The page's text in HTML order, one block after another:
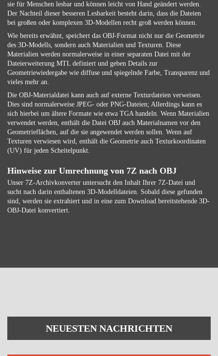
sie für Menschen lesbar und können leicht von Hand geändert werden.
Der Nachteil dieser besseren Lesbarkeit besteht darin, dass die Dateien
bei großen oder komplexen 3D-Modellen recht groß werden können.
Wie bereits erwähnt, speichert das OBJ-Format nicht nur die Geometrie
des 3D-Modells, sondern auch Materialien und Texturen. Diese
Materialien werden normalerweise in einer separaten Datei mit der
Dateierweiterung MTL definiert und geben Details zur
Geometriewiedergabe wie diffuse und spiegelnde Farbe, Transparenz und
vieles mehr an.
Die OBJ-Materialdatei kann auch auf externe Texturdateien verweisen.
Dies sind normalerweise JPEG- oder PNG-Dateien; Allerdings kann es
sich hierbei um ältere Formate wie etwa TGA handeln. Wenn Materialien
verwendet werden, enthält die Datei OBJ auch Materialnamen vor den
Geometrieflächen, auf die sie angewendet werden sollen. Wenn auf
Texturen verwiesen wird, enthält die Geometrie auch Texturkoordinaten
(UV) für jeden Scheitelpunkt.
Hinweise zur Umrechnung von 7Z nach OBJ
Unser 7Z-Archivkonverter untersucht den Inhalt Ihrer 7Z-Datei und
sucht nach darin enthaltenen 3D-Modelldateien. Sobald diese gefunden
sind, werden sie extrahiert und in eine zum Download bereitstehende 3D-
OBJ-Datei konvertiert.
NEUESTEN NACHRICHTEN